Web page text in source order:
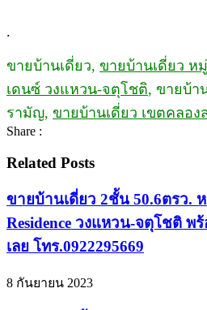
.
ขายบ้านเดี่ยว, ขายบ้านเดี่ยว ห
เดนซ์ วงแหวน-จตุโชติ, ขายบ้า
รามัญ, ขายบ้านเดี่ยว เขตคลอง
Share :
Related Posts
ขายบ้านเดี่ยว 2ชั้น 50.6ตรว.
Residence วงแหวน-จตุโชติ พ
เลย โทร.0922295669
8 กันยายน 2023